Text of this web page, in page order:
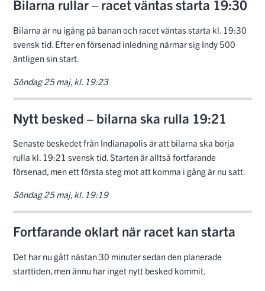
Bilarna rullar – racet väntas starta 19:30
Bilarna är nu igång på banan och racet väntas starta kl. 19:30
svensk tid. Efter en försenad inledning närmar sig Indy 500
äntligen sin start.
Söndag 25 maj, kl. 19:23
Nytt besked – bilarna ska rulla 19:21
Senaste beskedet från Indianapolis är att bilarna ska börja
rulla kl. 19:21 svensk tid. Starten är alltså fortfarande
försenad, men ett första steg mot att komma i gång är nu satt.
Söndag 25 maj, kl. 19:19
Fortfarande oklart när racet kan starta
Det har nu gått nästan 30 minuter sedan den planerade
starttiden, men ännu har inget nytt besked kommit.